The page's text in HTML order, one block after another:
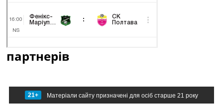
партнерів
21+ Матеріали сайту призначені для осіб старше 21 року